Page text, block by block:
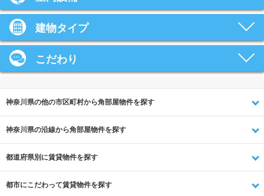
建物タイプ
こだわり
神奈川県の他の市区町村から角部屋物件を探す
神奈川県の沿線から角部屋物件を探す
都道府県別に賃貸物件を探す
都市にこだわって賃貸物件を探す